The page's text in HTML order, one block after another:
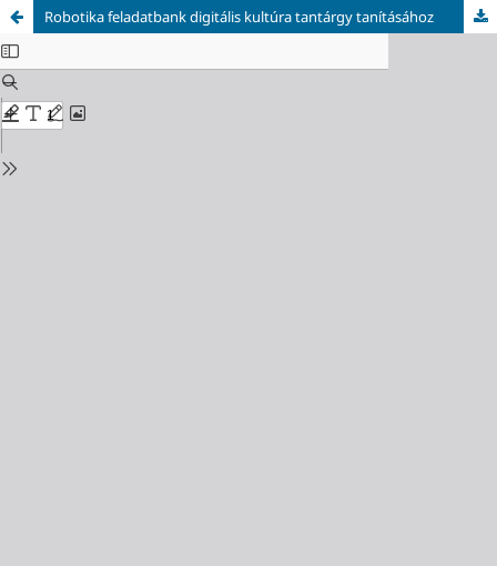
Robotika feladatbank digitális kultúra tantárgy tanításához